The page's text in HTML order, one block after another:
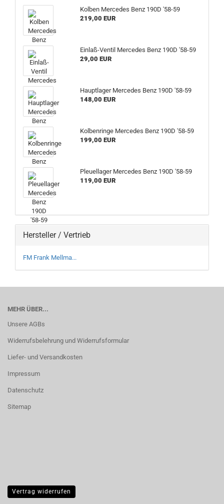
Kolben Mercedes Benz 190D '58-59
219,00 EUR
Einlaß-Ventil Mercedes Benz 190D '58-59
29,00 EUR
Hauptlager Mercedes Benz 190D '58-59
148,00 EUR
Kolbenringe Mercedes Benz 190D '58-59
199,00 EUR
Pleuellager Mercedes Benz 190D '58-59
119,00 EUR
Hersteller / Vertrieb
FM Frank Mellma...
MEHR ÜBER...
Unsere AGBs
Widerrufsbelehrung und Widerrufsformular
Liefer- und Versandkosten
Impressum
Datenschutz
Sitemap
Vertrag widerrufen